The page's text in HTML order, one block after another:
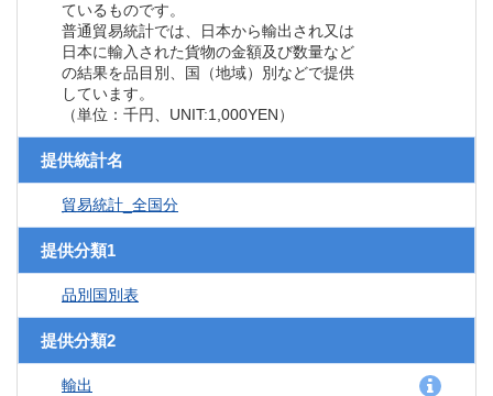
ているものです。
普通貿易統計では、日本から輸出され又は
日本に輸入された貨物の金額及び数量など
の結果を品目別、国（地域）別などで提供
しています。
（単位：千円、UNIT:1,000YEN）
提供統計名
貿易統計_全国分
提供分類1
品別国別表
提供分類2
輸出